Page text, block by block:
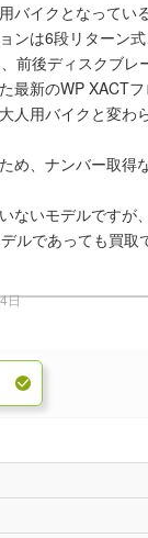
バイクとなっている
ンは6段リターン
前後ディスクブレ
最新のWP XACT
人用バイクと変わ
め、ナンバー取得
ないモデルです
ルであっても買
日